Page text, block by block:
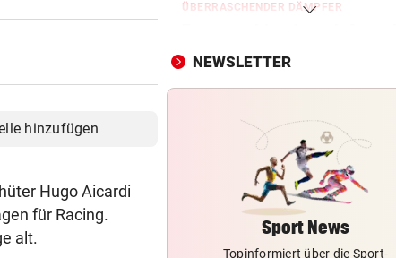
hinzufügen
Hugo Aicardi
für Racing.
alt.
ÜBERRASCHENDER DÄMPFER
schlechteste Match“
RÜCKSCHLAG FÜR ÖSV-ASS
Diagnose da!
ABREISE AUS SAALFELDEN
RB-Star verabschiedet sich:
Rekorddeal steht bevor
EIN STÜRMER FEHLT
NEWSLETTER
Sport News
Topinformiert über die Sport-